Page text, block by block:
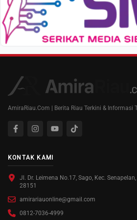
AmiraRiau.Com | Berita Riau Terkini & Informasi
KONTAK KAMI
Jl. Dr. Leimena No.17, Sago, Kec.
28151
amirariauonline@gmail.com
0812-7036-4999